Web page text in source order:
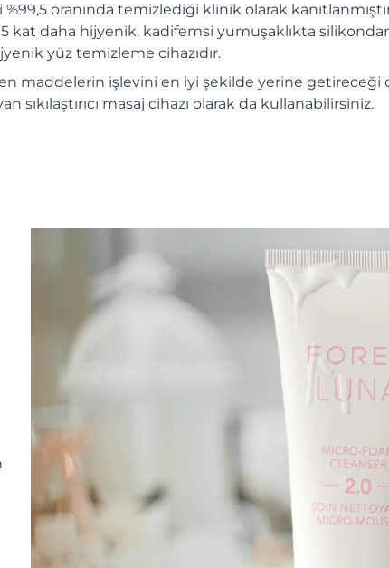
oranında temizlediği klinik olarak
kat daha hijyenik, kadifemsi yumuşaklıkta silikondan
yüz temizleme cihazıdır.
maddelerin işlevini en iyi şekilde yerine getireceği
sıkılaştırıcı masaj cihazı olarak da kullanabilirsiniz.